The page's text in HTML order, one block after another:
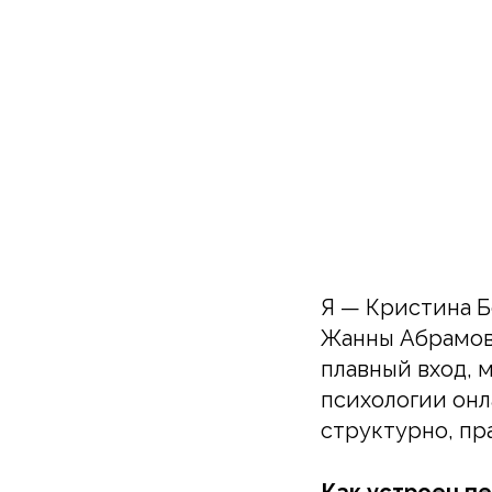
Я — Кристина
Жанны
плавный вход,
психологии
структурно,